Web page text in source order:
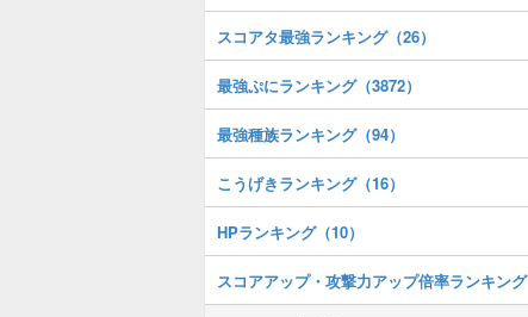
スコアタ最強ランキング（26）
最強ぷにランキング（3872）
最強種族ランキング（94）
こうげきランキング（16）
HPランキング（10）
スコアアップ・攻撃力アップ倍率ランキング